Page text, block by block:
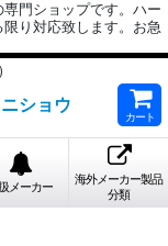
門ショップです。ハー
り対応致します。お急
ショウ
カート
メーカー
海外メーカー製品
分類